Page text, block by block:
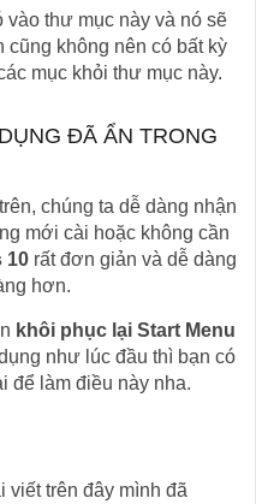
vào thư mục này và nó sẽ
cũng không nên có bất kỳ
mục khỏi thư mục này.
ĐÃ ẨN TRONG
chúng ta dễ dàng nhận
mới cài hoặc không cần
10 rất đơn giản và dễ dàng
hơn.
khôi phục lại Start Menu
như lúc đầu thì bạn có
để làm điều này nha.
viết trên đây mình đã